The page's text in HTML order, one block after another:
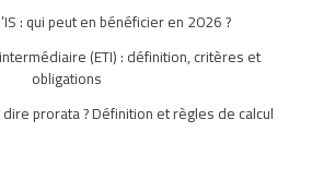
: qui peut en bénéficier en 2026 ?
(ETI) : définition, critères et
obligations
prorata ? Définition et règles de calcul